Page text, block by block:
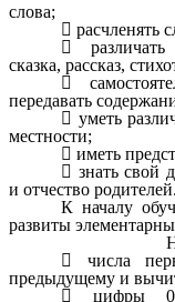
слова;
 расчленять

сказка, рассказ,

передавать
 уметь
местности;
 иметь
 знать свой
и отчество родителей.
К началу
развиты

числа
предыдущему и

цифры 0